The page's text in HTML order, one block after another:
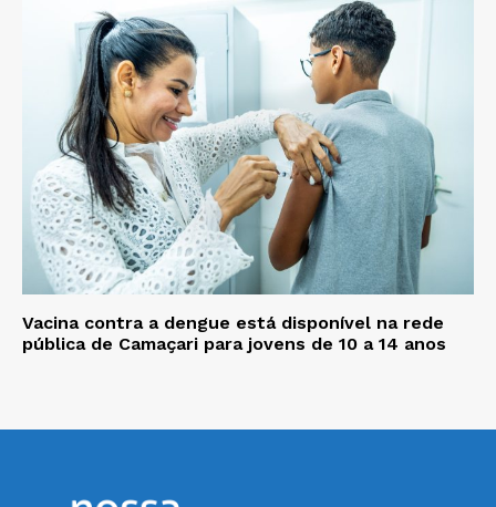
Vacina contra a dengue está disponível na rede
pública de Camaçari para jovens de 10 a 14 anos